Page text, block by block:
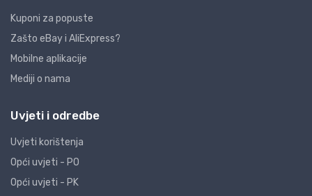
Kuponi za popuste
Zašto eBay i AliExpress?
Mobilne aplikacije
Mediji o nama
Uvjeti i odredbe
Uvjeti korištenja
Opći uvjeti - PO
Opći uvjeti - PK